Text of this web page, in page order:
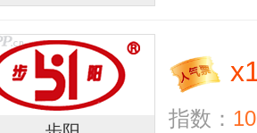
x
指数：